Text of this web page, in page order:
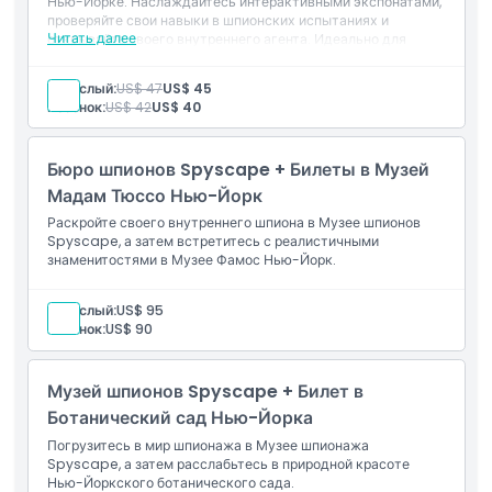
Исключения
Не подходит для
Часы работы
Вещи, которые нужно знать
Как добраться туда
проверяйте свои навыки в шпионских испытаниях и
открывайте своего внутреннего агента. Идеально для
технологичный уикенд.
Читать далее
Взрослый:US$ 47US$ 45
Ребенок:US$ 42US$ 40
Бюро шпионов Spyscape + Билеты в Музей
Мадам Тюссо Нью-Йорк
Раскройте своего внутреннего шпиона в Музее шпионов
Spyscape, а затем встретитесь с реалистичными
знаменитостями в Музее Фамос Нью-Йорк.
Взрослый:US$ 95
Ребенок:US$ 90
Музей шпионов Spyscape + Билет в
Ботанический сад Нью-Йорка
Погрузитесь в мир шпионажа в Музее шпионажа
Spyscape, а затем расслабьтесь в природной красоте
Нью-Йоркского ботанического сада.